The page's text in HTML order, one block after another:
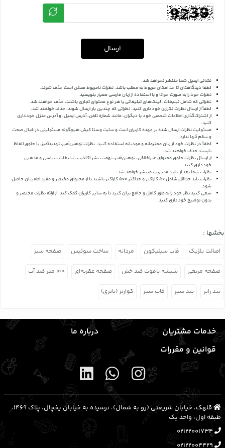
ارسال
نشانی ایمیل شما منتشر نخواهد شد.
لطفا دیدگاهتان تا حد امکان مربوط به مطلب باشد. نظرات نامربوط ممکن است حذف شوند.
نظرات خود را به صورت خوانا و با استفاده از زبان فارسی معیار بنویسید.
نظراتی که شامل تبلیغات، لینک‌های تبلیغاتی یا هر نوع محتوای تجاری باشند، حذف خواهند شد.
لطفاً از ارسال نظرات تکراری خودداری کنید. نظراتی که چندین بار ارسال شوند، حذف خواهند شد.
از اشتراک‌گذاری اطلاعات شخصی خود یا دیگران، مانند شماره تلفن، آدرس ایمیل، و آدرس منزل خودداری
کنید.
مسئولیت نظرات ارسال شده بر عهده کاربران است و سایت وستا کیش هیچگونه مسئولیتی در قبال صحت
و سقم آنها ندارد.
لطفاً در نظرات خود از زبان محترمانه و مودبانه استفاده کنید. نظرات توهین‌آمیز، تهدیدآمیز، یا حاوی الفاظ
ناپسند حذف خواهند شد.
از ارسال نظرات حاوی محتوای غیراخلاقی، توهین‌آمیز، تهمت، نشر اکاذیب، تبلیغات سیاسی و مذهبی
خودداری کنید.
نظرات شما بعد از تایید مدیریت منتشر خواهد شد.
نظرات باید حداقل شامل 50 کاراکتر و حداکثر 500 کاراکتر باشند تا از محتوای مختصر و مفید اطمینان حاصل
شود.
سعی کنید نظر خود را به طور کامل و جامع بیان کنید تا به سایر کاربران کمک کند.از ارائه نظرات مختصر و
بدون توضیح خودداری کنید.
بخشها :
اصالت بلژیک قاب سیلیکون مردانه ساخت سوئیس صفحه سبز
صفحه مربعی شیشه یاقوت ضد خش صفحه عقربه‌ای ۱۰۰ متر ضد آب
بند رابر بند سبز قاب سبز کوارتز (باتری)
خدمات مشتریان
درباره ما
قوانین و مقررات
قلهک، خیابان شریعتی (رو به شمال)، نرسیده به خیابان یخچال، پلاک ۱۴۶۹،
طبقه اول، واحد یک
02122001734
02122004429